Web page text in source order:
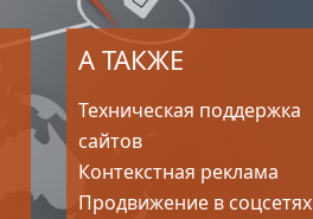
А ТАКЖЕ
Техническая поддержка
сайтов
Контекстная реклама
Продвижение в соцсетях